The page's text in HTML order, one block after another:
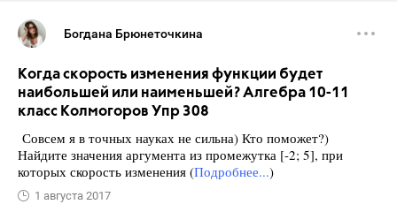
Богдана Брюнеточкина
Когда скорость изменения функции будет
наибольшей или наименьшей? Алгебра 10-11
класс Колмогоров Упр 308
Совсем я в точных науках не сильна) Кто поможет?)
Найдите значения аргумента из промежутка [-2; 5], при
которых скорость изменения (Подробнее...)
1 августа 2017